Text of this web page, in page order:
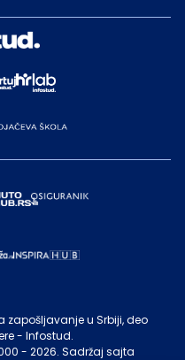
zapošljavanje u Srbiji, deo
- Infostud.
- 2026. Sadržaj sajta